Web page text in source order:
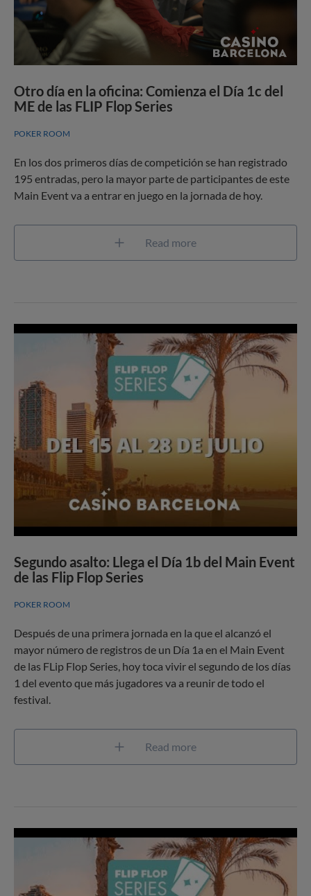
Otro día en la oficina: Comienza el Día 1c del
ME de las FLIP Flop Series
POKER ROOM
En los dos primeros días de competición se han registrado
195 entradas, pero la mayor parte de participantes de este
Main Event va a entrar en juego en la jornada de hoy.
Read more
Segundo asalto: Llega el Día 1b del Main Event
de las Flip Flop Series
POKER ROOM
Después de una primera jornada en la que el alcanzó el
mayor número de registros de un Día 1a en el Main Event
de las FLip Flop Series, hoy toca vivir el segundo de los días
1 del evento que más jugadores va a reunir de todo el
festival.
Read more